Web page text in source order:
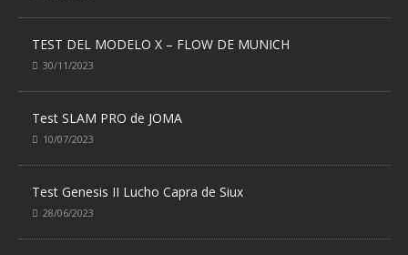
TEST DEL MODELO X – FLOW DE MUNICH
30/11/2023
Test SLAM PRO de JOMA
10/07/2023
Test Genesis II Lucho Capra de Siux
28/06/2023